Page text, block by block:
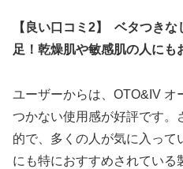
【良い口コミ2】 ベタつき
足！乾燥肌や敏感肌の人にも
ユーザーからは、OTO&IV オ
つかない使用感が好評です。
的で、多くの人が気に入っ
にも特におすすめされている